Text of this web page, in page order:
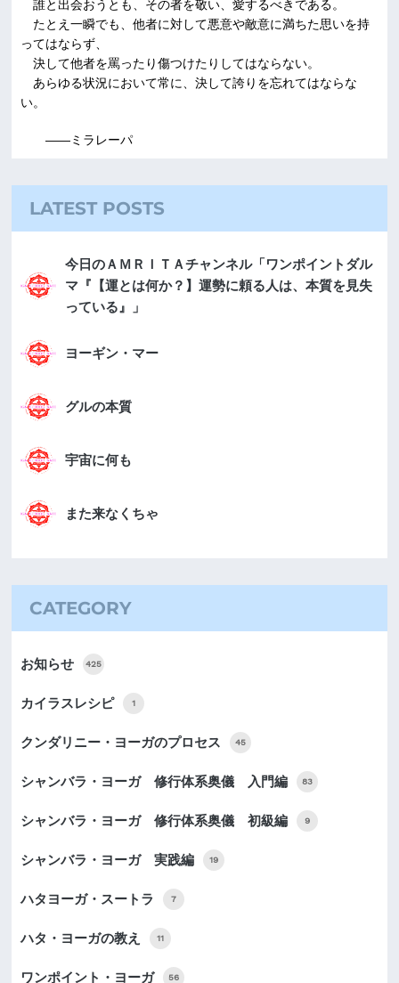
誰と出会おうとも、その者を敬い、愛するべきである。
たとえ一瞬でも、他者に対して悪意や敵意に満ちた思いを持
ってはならず、
決して他者を罵ったり傷つけたりしてはならない。
あらゆる状況において常に、決して誇りを忘れてはならな
い。
――ミラレーパ
LATEST POSTS
今日のＡＭＲＩＴＡチャンネル「ワンポイントダル
マ『【運とは何か？】運勢に頼る人は、本質を見失
っている』」
ヨーギン・マー
グルの本質
宇宙に何も
また来なくちゃ
CATEGORY
お知らせ 425
カイラスレシピ 1
クンダリニー・ヨーガのプロセス 45
シャンバラ・ヨーガ 修行体系奥儀 入門編 83
シャンバラ・ヨーガ 修行体系奥儀 初級編 9
シャンバラ・ヨーガ 実践編 19
ハタヨーガ・スートラ 7
ハタ・ヨーガの教え 11
ワンポイント・ヨーガ 56